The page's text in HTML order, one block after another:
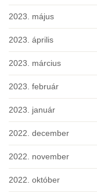
2023. május
2023. április
2023. március
2023. február
2023. január
2022. december
2022. november
2022. október